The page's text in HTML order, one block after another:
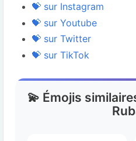
💝 sur Instagram
💝 sur Youtube
💝 sur Twitter
💝 sur TikTok
💫 Émojis